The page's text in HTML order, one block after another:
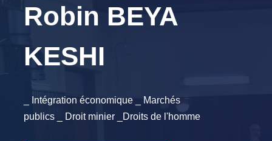
Robin BEYA
KESHI
_ Intégration économique _ Marchés
publics _ Droit minier _Droits de l'homme